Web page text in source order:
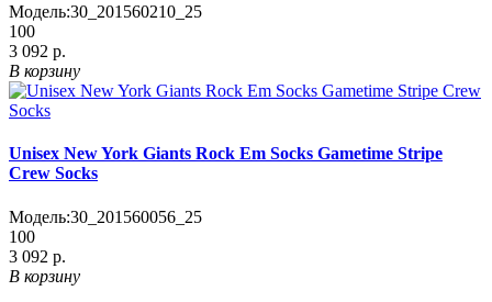
Модель:30_201560210_25
100
3 092 р.
В корзину
Unisex New York Giants Rock Em Socks Gametime Stripe
Crew Socks
Модель:30_201560056_25
100
3 092 р.
В корзину